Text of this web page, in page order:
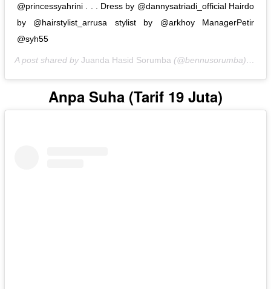
@princessyahrini . . . Dress by @dannysatriadi_official Hairdo
by @hairstylist_arrusa stylist by @arkhoy ManagerPetir
@syh55
A post shared by Juanda Hasid Sorumba (@bennusorumba) on
Anpa Suha (Tarif 19 Juta)